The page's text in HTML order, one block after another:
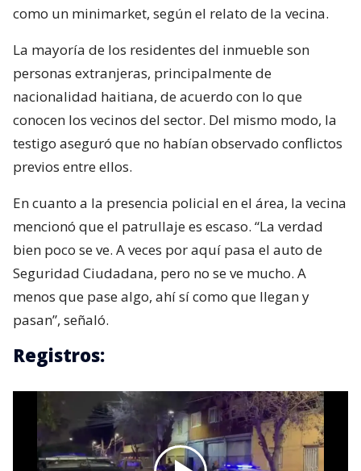
como un minimarket, según el relato de la vecina.
La mayoría de los residentes del inmueble son
personas extranjeras, principalmente de
nacionalidad haitiana, de acuerdo con lo que
conocen los vecinos del sector. Del mismo modo, la
testigo aseguró que no habían observado conflictos
previos entre ellos.
En cuanto a la presencia policial en el área, la vecina
mencionó que el patrullaje es escaso. “La verdad
bien poco se ve. A veces por aquí pasa el auto de
Seguridad Ciudadana, pero no se ve mucho. A
menos que pase algo, ahí sí como que llegan y
pasan”, señaló.
Registros: